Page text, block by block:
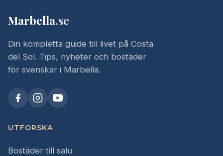
Marbella.se
Din kompletta guide till livet på Costa
del Sol. Tips, nyheter och bostäder
för svenskar i Marbella.
UTFORSKA
Bostäder till salu